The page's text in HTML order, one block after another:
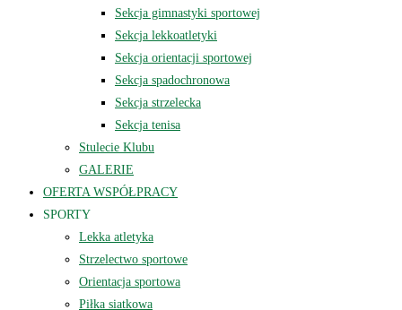
Sekcja gimnastyki sportowej
Sekcja lekkoatletyki
Sekcja orientacji sportowej
Sekcja spadochronowa
Sekcja strzelecka
Sekcja tenisa
Stulecie Klubu
GALERIE
OFERTA WSPÓŁPRACY
SPORTY
Lekka atletyka
Strzelectwo sportowe
Orientacja sportowa
Piłka siatkowa